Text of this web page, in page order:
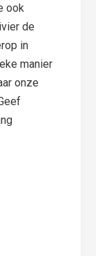
ook
de
in
manier
onze